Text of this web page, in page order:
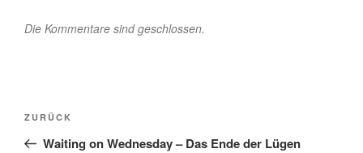
Die Kommentare sind geschlossen.
Beitragsnavigation
Vorheriger
Beitrag
ZURÜCK
Waiting on Wednesday – Das Ende der Lügen